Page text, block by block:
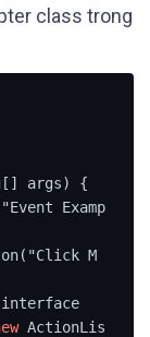
class trong
args) {
Examp
M
ActionLis